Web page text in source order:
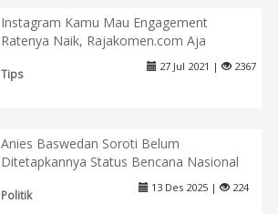
Instagram Kamu Mau Engagement
Ratenya Naik, Rajakomen.com Aja
Tips
27 Jul 2021 | 2367
Anies Baswedan Soroti Belum
Ditetapkannya Status Bencana Nasional
Politik
13 Des 2025 | 224